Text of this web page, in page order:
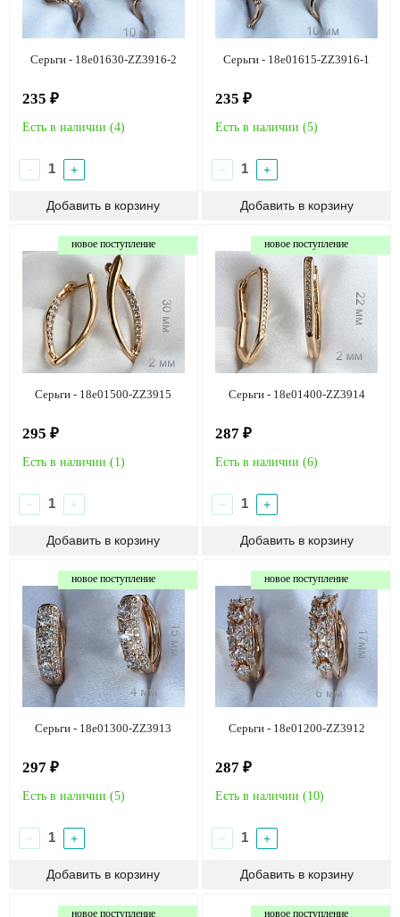
Серьги - 18e01630-ZZ3916-2
235 ₽
Есть в наличии (4)
− +
Серьги - 18e01615-ZZ3916-1
235 ₽
Есть в наличии (5)
− +
новое поступление
Серьги - 18e01500-ZZ3915
295 ₽
Есть в наличии (1)
− +
новое поступление
Серьги - 18e01400-ZZ3914
287 ₽
Есть в наличии (6)
− +
новое поступление
Серьги - 18e01300-ZZ3913
297 ₽
Есть в наличии (5)
− +
новое поступление
Серьги - 18e01200-ZZ3912
287 ₽
Есть в наличии (10)
− +
новое поступление новое поступление